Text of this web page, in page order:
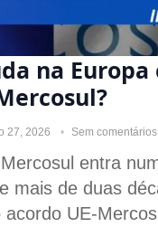
na Europa
27, 2026 Sem comentários
entra
mais de duas
UE-